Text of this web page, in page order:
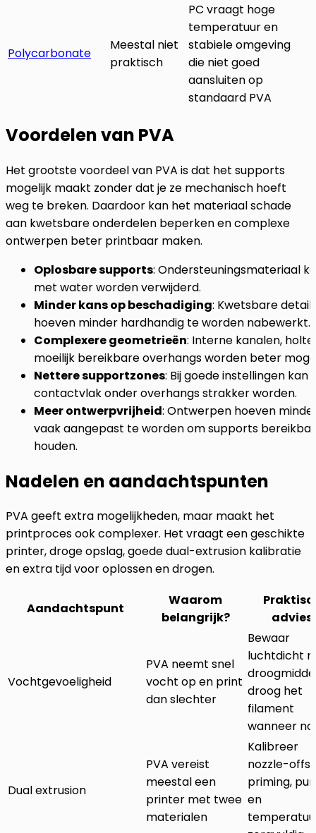
Polycarbonate
Meestal niet
praktisch
PC vraagt hoge
temperatuur en
stabiele omgeving
die niet goed
aansluiten op
standaard PVA
Voordelen van PVA
Het grootste voordeel van PVA is dat het supports
mogelijk maakt zonder dat je ze mechanisch hoeft
weg te breken. Daardoor kan het materiaal schade
aan kwetsbare onderdelen beperken en complexe
ontwerpen beter printbaar maken.
Oplosbare supports: Ondersteuningsmateriaal
met water worden verwijderd.
Minder kans op beschadiging: Kwetsbare
hoeven minder hardhandig te worden nabewerkt.
Complexere geometrieën: Interne kanalen,
moeilijk bereikbare overhangs worden beter
Nettere supportzones: Bij goede instellingen kan
contactvlak onder overhangs strakker worden.
Meer ontwerpvrijheid: Ontwerpen hoeven
vaak aangepast te worden om supports
houden.
Nadelen en aandachtspunten
PVA geeft extra mogelijkheden, maar maakt het
printproces ook complexer. Het vraagt een geschikte
printer, droge opslag, goede dual-extrusion kalibratie
en extra tijd voor oplossen en drogen.
Aandachtspunt
Waarom
belangrijk?
advies
Vochtgevoeligheid
PVA neemt snel
vocht op en print
dan slechter
Bewaar
luchtdicht
droog het
filament
wanneer
Dual extrusion
PVA vereist
meestal een
printer met twee
materialen
Kalibreer
nozzle-
priming,
en